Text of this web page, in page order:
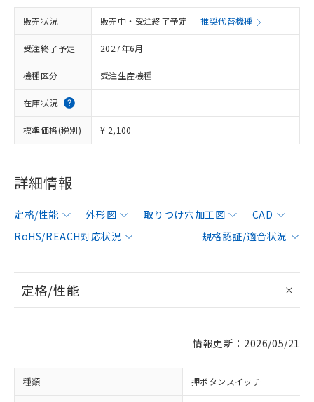
販売状況 販売中・受注終了予定 推奨代替機種
受注終了予定 2027年6月
機種区分 受注生産機種
在庫状況
標準価格(税別) ¥ 2,100
詳細情報
定格/性能 外形図 取りつけ穴加工図
CAD
RoHS/REACH対応状況
規格認証/適合状況
定格/性能
情報更新：2026/05/21
種類 押ボタンスイッチ